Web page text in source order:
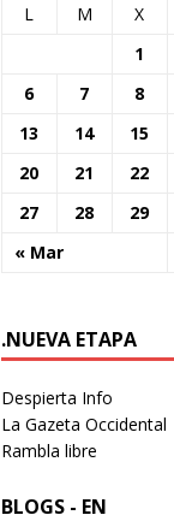
L M X
« Mar
1
6
7 8
13
14 15
20
21 22
27
28 29
.NUEVA ETAPA
Despierta Info
La Gazeta Occidental
Rambla libre
BLOGS - EN